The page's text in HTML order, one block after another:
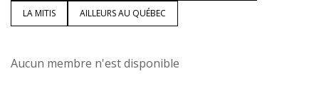
LA MITIS AILLEURS AU QUÉBEC
Aucun membre n'est disponible